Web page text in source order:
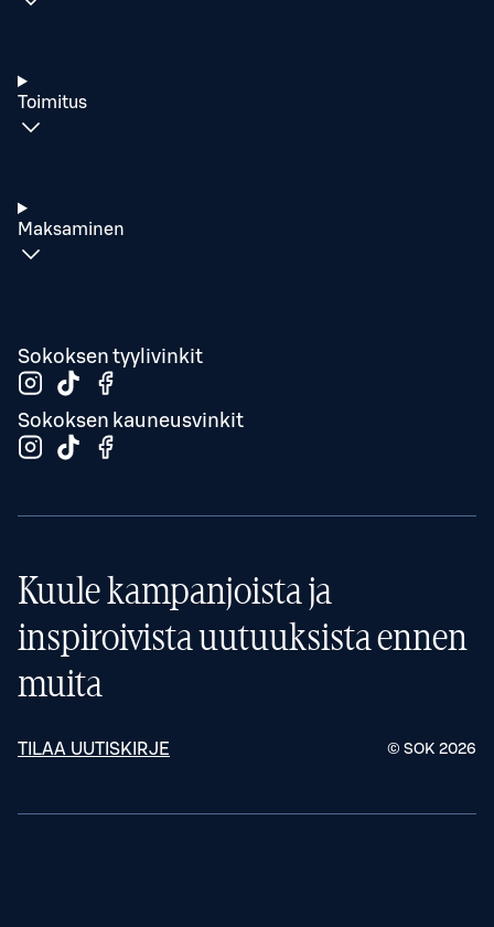
Toimitus
Maksaminen
Sokoksen tyylivinkit
Sokoksen kauneusvinkit
Kuule kampanjoista ja
inspiroivista uutuuksista ennen
muita
TILAA UUTISKIRJE © SOK 2026